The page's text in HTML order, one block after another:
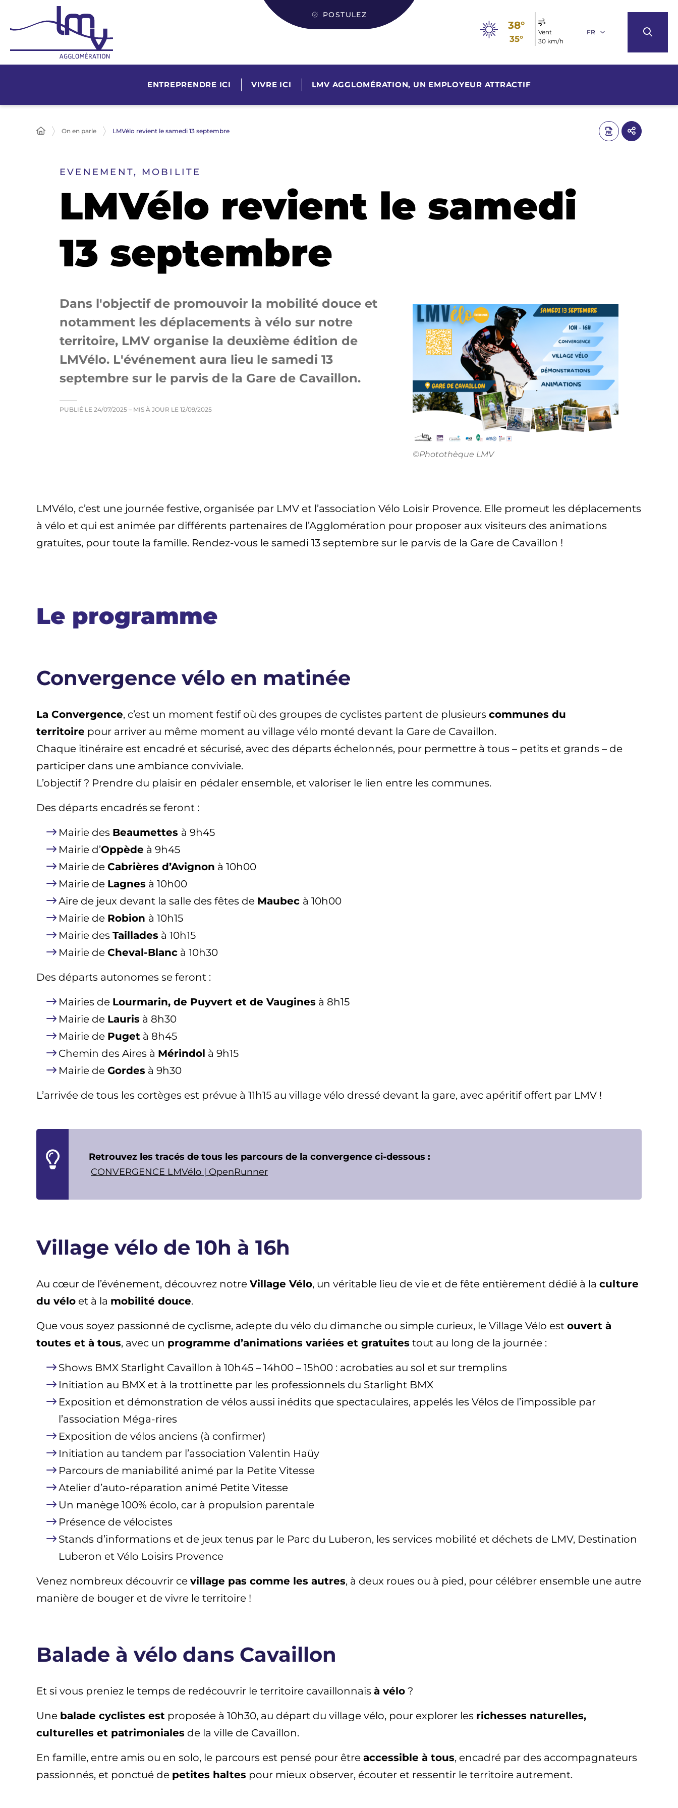
POSTULEZ
38°
35°
Vent
30 km/h
FR
ENTREPRENDRE ICI VIVRE ICI LMV AGGLOMÉRATION, UN EMPLOYEUR ATTRACTIF
On en parle LMVélo revient le samedi 13 septembre
EVENEMENT, MOBILITE
LMVélo revient le samedi
13 septembre
Dans l'objectif de promouvoir la mobilité douce et
notamment les déplacements à vélo sur notre
territoire, LMV organise la deuxième édition de
LMVélo. L'événement aura lieu le samedi 13
septembre sur le parvis de la Gare de Cavaillon.
PUBLIÉ LE 24/07/2025 – MIS À JOUR LE 12/09/2025
©Photothèque LMV
LMVélo, c’est une journée festive, organisée par LMV et l’association Vélo Loisir Provence. Elle promeut les déplacements
à vélo et qui est animée par différents partenaires de l’Agglomération pour proposer aux visiteurs des animations
gratuites, pour toute la famille. Rendez-vous le samedi 13 septembre sur le parvis de la Gare de Cavaillon !
Le programme
Convergence vélo en matinée
La Convergence, c’est un moment festif où des groupes de cyclistes partent de plusieurs communes du
territoire pour arriver au même moment au village vélo monté devant la Gare de Cavaillon.
Chaque itinéraire est encadré et sécurisé, avec des départs échelonnés, pour permettre à tous – petits et grands – de
participer dans une ambiance conviviale.
L’objectif ? Prendre du plaisir en pédaler ensemble, et valoriser le lien entre les communes.
Des départs encadrés se feront :
Mairie des Beaumettes à 9h45
Mairie d’Oppède à 9h45
Mairie de Cabrières d’Avignon à 10h00
Mairie de Lagnes à 10h00
Aire de jeux devant la salle des fêtes de Maubec à 10h00
Mairie de Robion à 10h15
Mairie des Taillades à 10h15
Mairie de Cheval-Blanc à 10h30
Des départs autonomes se feront :
Mairies de Lourmarin, de Puyvert et de Vaugines à 8h15
Mairie de Lauris à 8h30
Mairie de Puget à 8h45
Chemin des Aires à Mérindol à 9h15
Mairie de Gordes à 9h30
L’arrivée de tous les cortèges est prévue à 11h15 au village vélo dressé devant la gare, avec apéritif offert par LMV !
Retrouvez les tracés de tous les parcours de la convergence ci-dessous :
CONVERGENCE LMVélo | OpenRunner
Village vélo de 10h à 16h
Au cœur de l’événement, découvrez notre Village Vélo, un véritable lieu de vie et de fête entièrement dédié à la culture
du vélo et à la mobilité douce.
Que vous soyez passionné de cyclisme, adepte du vélo du dimanche ou simple curieux, le Village Vélo est ouvert à
toutes et à tous, avec un programme d’animations variées et gratuites tout au long de la journée :
Shows BMX Starlight Cavaillon à 10h45 – 14h00 – 15h00 : acrobaties au sol et sur tremplins
Initiation au BMX et à la trottinette par les professionnels du Starlight BMX
Exposition et démonstration de vélos aussi inédits que spectaculaires, appelés les Vélos de l’impossible par
l’association Méga-rires
Exposition de vélos anciens (à confirmer)
Initiation au tandem par l’association Valentin Haüy
Parcours de maniabilité animé par la Petite Vitesse
Atelier d’auto-réparation animé Petite Vitesse
Un manège 100% écolo, car à propulsion parentale
Présence de vélocistes
Stands d’informations et de jeux tenus par le Parc du Luberon, les services mobilité et déchets de LMV, Destination
Luberon et Vélo Loisirs Provence
Venez nombreux découvrir ce village pas comme les autres, à deux roues ou à pied, pour célébrer ensemble une autre
manière de bouger et de vivre le territoire !
Balade à vélo dans Cavaillon
Et si vous preniez le temps de redécouvrir le territoire cavaillonnais à vélo ?
Une balade cyclistes est proposée à 10h30, au départ du village vélo, pour explorer les richesses naturelles,
culturelles et patrimoniales de la ville de Cavaillon.
En famille, entre amis ou en solo, le parcours est pensé pour être accessible à tous, encadré par des accompagnateurs
passionnés, et ponctué de petites haltes pour mieux observer, écouter et ressentir le territoire autrement.